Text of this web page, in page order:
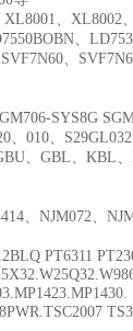
、XL8002
、
、
SYS8G
、010、
、GBL、KBL
、NJM072、
PT6311